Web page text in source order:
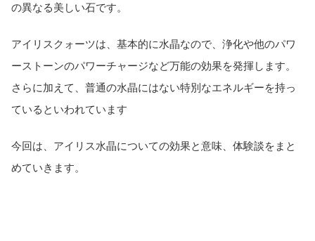
の異なる美しい石です。
アイリスクォーツは、基本的に水晶なので、浄化や他のパワ
ーストーンのパワーチャージなど万能の効果を発揮します。
さらに加えて、普通の水晶にはない特別なエネルギーを持っ
ているといわれています
今回は、アイリス水晶についての効果と意味、体験談をまと
めていきます。